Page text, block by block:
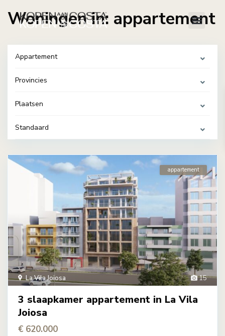
Woningen in: appartement
Appartement
Provincies
Plaatsen
Standaard
15
La Vila Joiosa
appartement
3 slaapkamer appartement in La Vila
Joiosa
€ 620.000